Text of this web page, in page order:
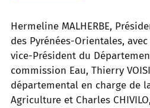
Hermeline MALHERBE,
des Pyrénées-Orientales, avec
vice-Président du
commission Eau, Thierry
départemental en charge de
Agriculture et Charles